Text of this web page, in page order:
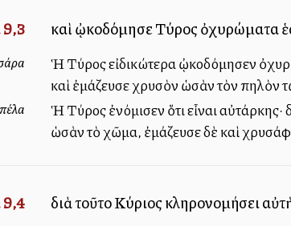
καὶ ᾠκοδόμησε Τύρος ὀχυρώματα
Ἡ Τύρος εἰδικώτερα ᾠκοδόμησεν
καὶ ἐμάζευσε χρυσὸν ὡσὰν τὸν πηλὸν
Ἡ Τύρος ἐνόμισεν ὅτι εἶναι αὐτάρκης·
ὡσὰν τὸ χῶμα, ἐμάζευσε δὲ καὶ
διὰ τοῦτο Κύριος κληρονομήσει